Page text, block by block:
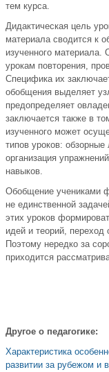
тем курса.
Дидактическая цель
материала сводится к
изученного материала.
урокам повторения,
Специфика их
обобщения выделяет
предопределяет
заключается также в
изученного может
типов уроков:
организация
навыков.
Обобщение учениками
не единственной
этих уроков
идей и теорий,
Поэтому нередко за
приходится
Другое о педагогике:
Характеристика
развитии за рубежом и